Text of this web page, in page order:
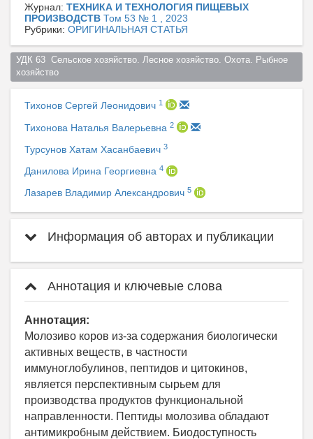
Журнал: ТЕХНИКА И ТЕХНОЛОГИЯ ПИЩЕВЫХ
ПРОИЗВОДСТВ Том 53 № 1 , 2023
Рубрики: ОРИГИНАЛЬНАЯ СТАТЬЯ
УДК 63  Сельское хозяйство. Лесное хозяйство. Охота. Рыбное
хозяйство
Тихонов Сергей Леонидович 1
Тихонова Наталья Валерьевна 2
Турсунов Хатам Хасанбаевич 3
Данилова Ирина Георгиевна 4
Лазарев Владимир Александрович 5
Информация об авторах и публикации
Аннотация и ключевые слова
Аннотация:
Молозиво коров из-за содержания биологически
активных веществ, в частности
иммуноглобулинов, пептидов и цитокинов,
является перспективным сырьем для
производства продуктов функциональной
направленности. Пептиды молозива обладают
антимикробным действием. Биодоступность